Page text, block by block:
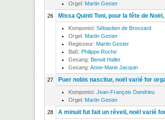
Orgel: Martin Gester
26 Missa Quinti Toni, pour la fête de
Komponist: Sébastien de Brossard
Orgel: Martin Gester
Regisseur: Martin Gester
Baß: Philippe Roche
Gesang: Benoit Haller
Gesang: Anne-Marie Jacquin
27 Puer nobis nascitur, noël varié for
Komponist: Jean-François Dandrieu
Orgel: Martin Gester
28 A minuit fut fait un réveil, noël varié